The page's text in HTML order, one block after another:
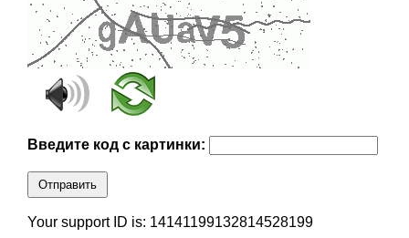
Введите код с картинки:
Отправить
Your support ID is: 14141199132814528199